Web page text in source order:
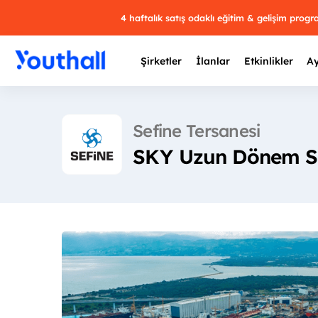
4 haftalık satış odaklı eğitim & gelişim
Şirketler İlanlar Etkinlikler
Sefine Tersanesi
SKY Uzun Dönem